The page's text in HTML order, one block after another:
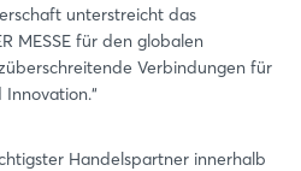
unterstreicht das
MESSE für den globalen
Verbindungen für
Handelspartner innerhalb